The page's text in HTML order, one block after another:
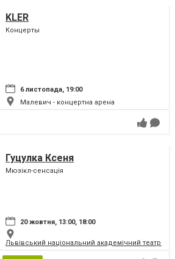
KLER
Концерты
6 листопада, 19:00
Малевич - концертна арена
Гуцулка Ксеня
Мюзікл-сенсація
20 жовтня, 13:00, 18:00
Львівський національний академічний театр